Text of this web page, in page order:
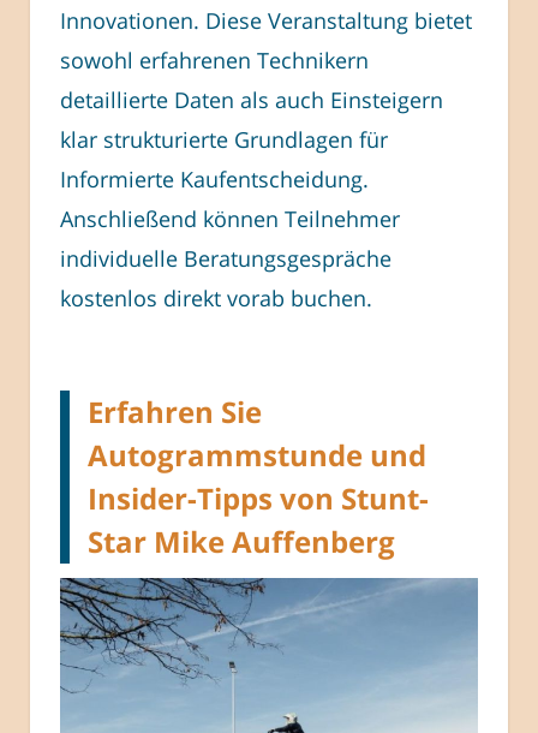
Innovationen. Diese Veranstaltung bietet
sowohl erfahrenen Technikern
detaillierte Daten als auch Einsteigern
klar strukturierte Grundlagen für
Informierte Kaufentscheidung.
Anschließend können Teilnehmer
individuelle Beratungsgespräche
kostenlos direkt vorab buchen.
Erfahren Sie
Autogrammstunde und
Insider-Tipps von Stunt-
Star Mike Auffenberg